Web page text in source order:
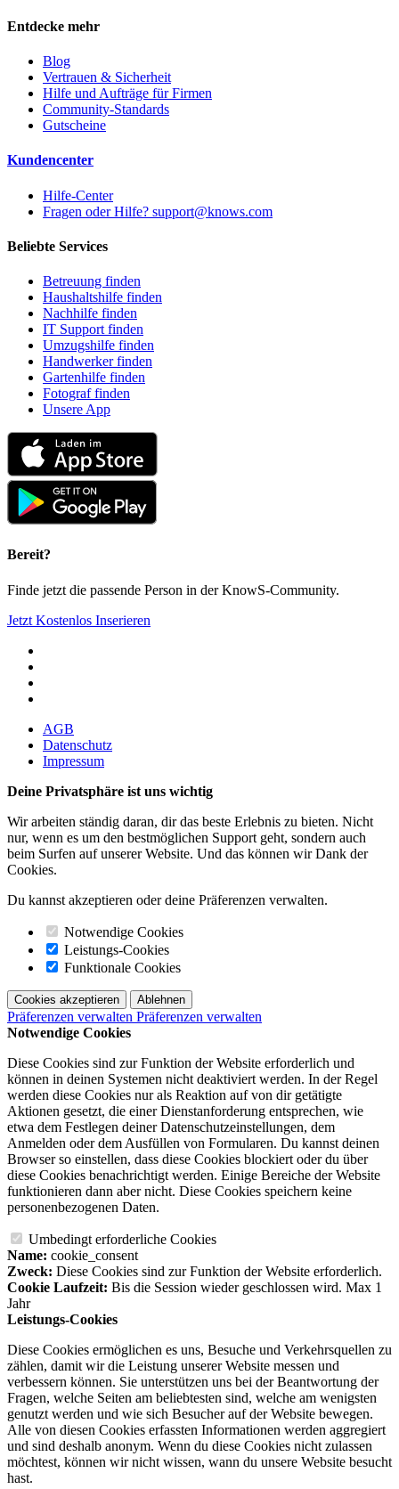
Entdecke mehr
Blog
Vertrauen & Sicherheit
Hilfe und Aufträge für Firmen
Community-Standards
Gutscheine
Kundencenter
Hilfe-Center
Fragen oder Hilfe? support@knows.com
Beliebte Services
Betreuung finden
Haushaltshilfe finden
Nachhilfe finden
IT Support finden
Umzugshilfe finden
Handwerker finden
Gartenhilfe finden
Fotograf finden
Unsere App
Bereit?
Finde jetzt die passende Person in der KnowS-Community.
Jetzt Kostenlos Inserieren
AGB
Datenschutz
Impressum
Deine Privatsphäre ist uns wichtig
Wir arbeiten ständig daran, dir das beste Erlebnis zu bieten. Nicht
nur, wenn es um den bestmöglichen Support geht, sondern auch
beim Surfen auf unserer Website. Und das können wir Dank der
Cookies.
Du kannst akzeptieren oder deine Präferenzen verwalten.
Notwendige Cookies
Leistungs-Cookies
Funktionale Cookies
Cookies akzeptieren Ablehnen
Präferenzen verwalten Präferenzen verwalten
Notwendige Cookies
Diese Cookies sind zur Funktion der Website erforderlich und
können in deinen Systemen nicht deaktiviert werden. In der Regel
werden diese Cookies nur als Reaktion auf von dir getätigte
Aktionen gesetzt, die einer Dienstanforderung entsprechen, wie
etwa dem Festlegen deiner Datenschutzeinstellungen, dem
Anmelden oder dem Ausfüllen von Formularen. Du kannst deinen
Browser so einstellen, dass diese Cookies blockiert oder du über
diese Cookies benachrichtigt werden. Einige Bereiche der Website
funktionieren dann aber nicht. Diese Cookies speichern keine
personenbezogenen Daten.
Umbedingt erforderliche Cookies
Name: cookie_consent
Zweck: Diese Cookies sind zur Funktion der Website erforderlich.
Cookie Laufzeit: Bis die Session wieder geschlossen wird. Max 1
Jahr
Leistungs-Cookies
Diese Cookies ermöglichen es uns, Besuche und Verkehrsquellen zu
zählen, damit wir die Leistung unserer Website messen und
verbessern können. Sie unterstützen uns bei der Beantwortung der
Fragen, welche Seiten am beliebtesten sind, welche am wenigsten
genutzt werden und wie sich Besucher auf der Website bewegen.
Alle von diesen Cookies erfassten Informationen werden aggregiert
und sind deshalb anonym. Wenn du diese Cookies nicht zulassen
möchtest, können wir nicht wissen, wann du unsere Website besucht
hast.